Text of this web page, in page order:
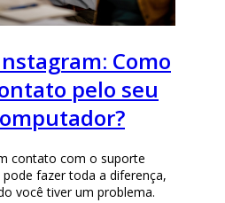
Como
pelo seu
contato com o suporte
fazer toda a diferença,
você tiver um problema.